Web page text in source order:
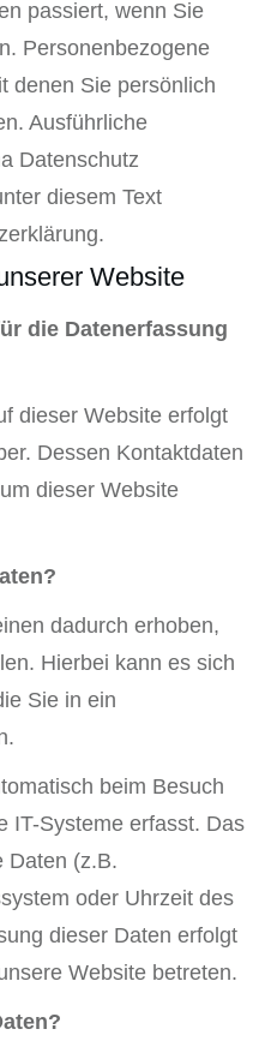
passiert, wenn Sie
Personenbezogene
denen Sie persönlich
Ausführliche
Datenschutz
diesem Text
Website
die Datenerfassung
dieser Website erfolgt
Dessen Kontaktdaten
dieser Website
dadurch erhoben,
Hierbei kann es sich
Sie in ein
beim Besuch
IT-Systeme erfasst. Das
Daten (z.B.
oder Uhrzeit des
dieser Daten erfolgt
Website betreten.